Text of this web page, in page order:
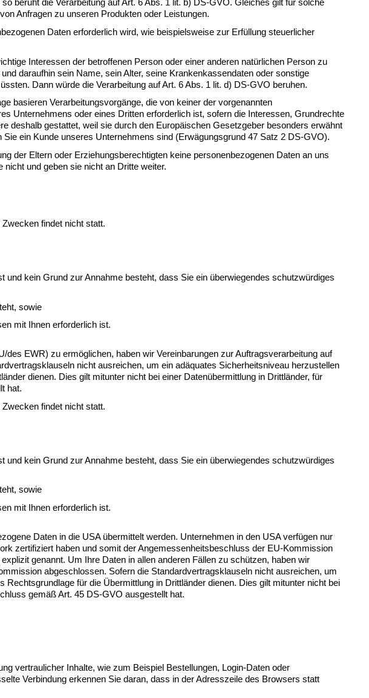
beruht die Verarbeitung auf Art. 6 Abs. 1 lit. b) DS-GVO. Gleiches gilt für solche
Anfragen zu unseren Produkten oder Leistungen.
Daten erforderlich wird, wie beispielsweise zur Erfüllung steuerlicher
Interessen der betroffenen Person oder einer anderen natürlichen Person zu
daraufhin sein Name, sein Alter, seine Krankenkassendaten oder sonstige
Dann würde die Verarbeitung auf Art. 6 Abs. 1 lit. d) DS-GVO beruhen.
Unternehmens oder eines Dritten erforderlich ist, sofern die Interessen, Grundrechte
deshalb gestattet, weil sie durch den Europäischen Gesetzgeber besonders erwähnt
ein Kunde unseres Unternehmens sind (Erwägungsgrund 47 Satz 2 DS-GVO).
der Eltern oder Erziehungsberechtigten keine personenbezogenen Daten an uns
und geben sie nicht an Dritte weiter.
findet nicht statt.
kein Grund zur Annahme besteht, dass Sie ein überwiegendes schutzwürdiges
sowie
mit Ihnen erforderlich ist.
EWR) zu ermöglichen, haben wir Vereinbarungen zur Auftragsverarbeitung auf
nicht ausreichen, um ein adäquates Sicherheitsniveau herzustellen
dienen. Dies gilt mitunter nicht bei einer Datenübermittlung in Drittländer, für
hat.
findet nicht statt.
kein Grund zur Annahme besteht, dass Sie ein überwiegendes schutzwürdiges
sowie
mit Ihnen erforderlich ist.
Daten in die USA übermittelt werden. Unternehmen in den USA verfügen nur
zertifiziert haben und somit der Angemessenheitsbeschluss der EU-Kommission
genannt. Um Ihre Daten in allen anderen Fällen zu schützen, haben wir
abgeschlossen. Sofern die Standardvertragsklauseln nicht ausreichen, um
Rechtsgrundlage für die Übermittlung in Drittländer dienen. Dies gilt mitunter nicht bei
gemäß Art. 45 DS-GVO ausgestellt hat.
vertraulicher Inhalte, wie zum Beispiel Bestellungen, Login-Daten oder
Verbindung erkennen Sie daran, dass in der Adresszeile des Browsers statt